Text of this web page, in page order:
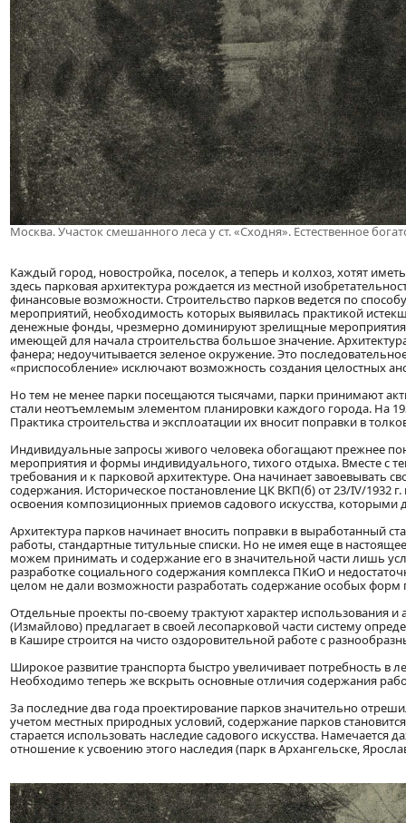
Москва. Участок смешанного леса у ст. «Сходня». Естественное
Каждый город, новостройка, поселок, а теперь и колхоз, хотят
здесь парковая архитектура рождается из местной
финансовые возможности. Строительство парков ведется по
мероприятий, необходимость которых выявилась практикой
денежные фонды, чрезмерно доминируют зрелищные мероприятия
имеющей для начала строительства большое значение.
фанера; недоучитывается зеленое окружение. Это
«приспособление» исключают возможность создания целостных
Но тем не менее парки посещаются тысячами, парки принимают
стали неотъемлемым элементом планировки каждого города. На
Практика строительства и эксплоатации их вносит поправки в
Индивидуальные запросы живого человека обогащают прежнее
мероприятия и формы индивидуального, тихого отдыха. Вместе с
требования и к парковой архитектуре. Она начинает завоевывать
содержания. Историческое постановление ЦК ВКП(б) от 23/IV/1932
освоения композиционных приемов садового искусства, которыми
Архитектура парков начинает вносить поправки в выработанный
работы, стандартные титульные списки. Но не имея еще в
можем принимать и содержание его в значительной части лишь
разработке социального содержания комплекса ПКиО и
целом не дали возможности разработать содержание особых форм
Отдельные проекты по-своему трактуют характер использования
(Измайлово) предлагает в своей лесопарковой части систему
в Кашире строится на чисто оздоровительной работе с
Широкое развитие транспорта быстро увеличивает потребность в
Необходимо теперь же вскрыть основные отличия содержания
За последние два года проектирование парков значительно
учетом местных природных условий, содержание парков
старается использовать наследие садового искусства.
отношение к усвоению этого наследия (парк в Архангельске,